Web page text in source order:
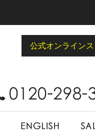
公式オンライン